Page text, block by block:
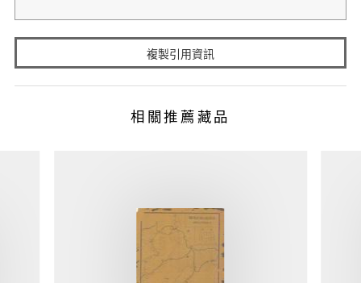
複製引用資訊
相關推薦藏品